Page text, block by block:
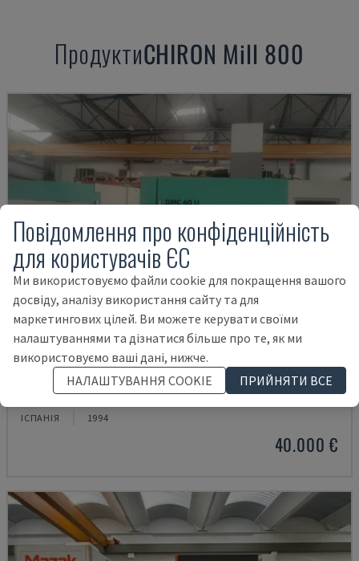
ПродуктиCHIRON Mill 800
DMC 60 U
DECKEL MAHO - ФРЕЗЕРНО-ТОКАРНИЙ ЦЕНТР
ІСПАНІЯ 1994
40.000 €
Повідомлення про конфіденційність
для користувачів ЄС
Ми використовуємо файли cookie для покращення вашого
досвіду, аналізу використання сайту та для
маркетингових цілей. Ви можете керувати своїми
налаштуваннями та дізнатися більше про те, як ми
використовуємо ваші дані, нижче.
НАЛАШТУВАННЯ COOKIE
ПРИЙНЯТИ ВСЕ